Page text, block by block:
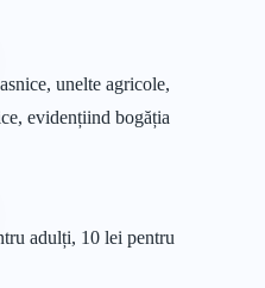
unelte agricole,
evidențiind bogăția
adulți, 10 lei pentru